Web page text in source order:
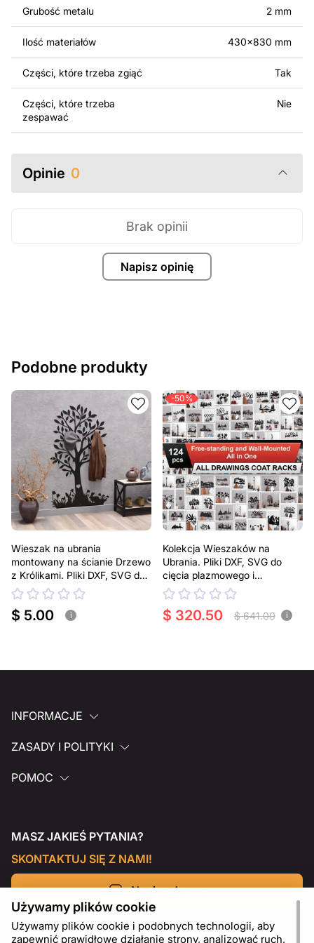
surowo zabronione.
Za dodatkową opłatą możemy dostosować projekt
albo wprowadzenie innych modyfikacji według Twoich
potrzeb. Jeśli potrzebujesz indywidualnego projektu
metalowego produktu, skontaktuj się z nami.
Jeśli masz jakiekolwiek pytania lub potrzebujesz
Grubość metalu 2 mm
Ilość materiałów 430x830 mm
Części, które trzeba zgiąć Tak
Części, które trzeba
zespawać
Nie
Opinie 0
Napisz opinię
Brak opinii
Podobne produkty
Wieszak na ubrania
montowany na ścianie Drzewo
z Królikami. Pliki DXF, SVG do
cięcia plazmowego i
laserowego
$ 5.00 i
-50%
Kolekcja Wieszaków na
Ubrania. Pliki DXF, SVG do
cięcia plazmowego i
laserowego
$ 320.50 $ 641.00 i
INFORMACJE
ZASADY I POLITYKI
POMOC
MASZ JAKIEŚ PYTANIA?
SKONTAKTUJ SIĘ Z NAMI!
Napisz do nas
Używamy plików cookie
Używamy plików cookie i podobnych technologii, aby
zapewnić prawidłowe działanie strony, analizować ruch,